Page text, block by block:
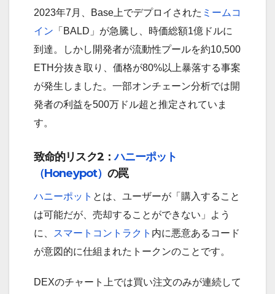
2023年7月、Base上でデプロイされた ミームコ
イン 「BALD」が急騰し、時価総額1億ドルに
到達。しかし開発者が流動性プールを約10,500
ETH分抜き取り、価格が80%以上暴落する事案
が発生しました。一部オンチェーン分析では開
発者の利益を500万ドル超と推定されていま
す。
致命的リスク2：ハニーポット
（Honeypot） の罠
ハニーポット とは、ユーザーが「購入すること
は可能だが、売却することができない」よう
に、
スマートコントラクト 内に悪意あるコード
が意図的に仕組まれたトークンのことです。
DEXのチャート上では買い注文のみが連続して